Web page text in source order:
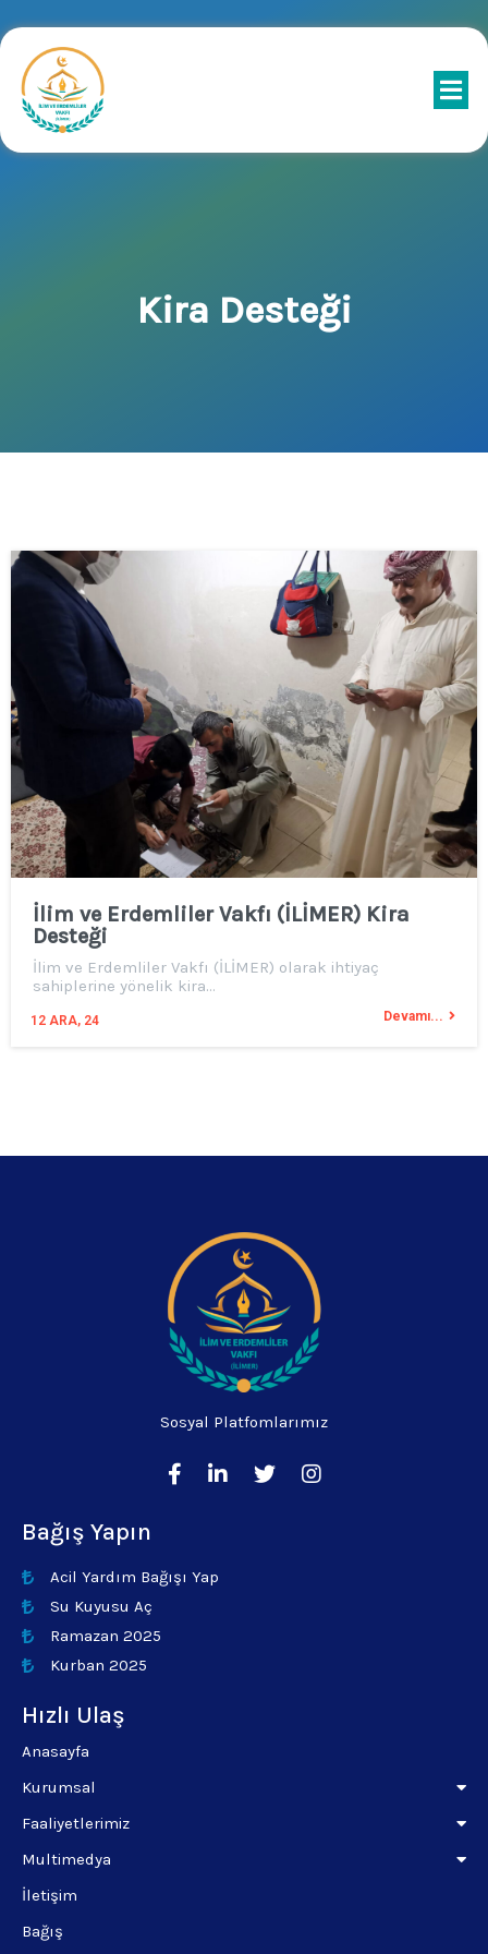
Kira Desteği
İlim ve Erdemliler Vakfı (İLİMER) Kira
Desteği
12 ARA, 24
İlim ve Erdemliler Vakfı (İLİMER) olarak ihtiyaç
sahiplerine yönelik kira…
Devamı...
Sosyal Platfomlarımız
Bağış Yapın
Acil Yardım Bağışı Yap
Su Kuyusu Aç
Ramazan 2025
Kurban 2025
Hızlı Ulaş
Anasayfa
Kurumsal
Faaliyetlerimiz
Multimedya
İletişim
Bağış